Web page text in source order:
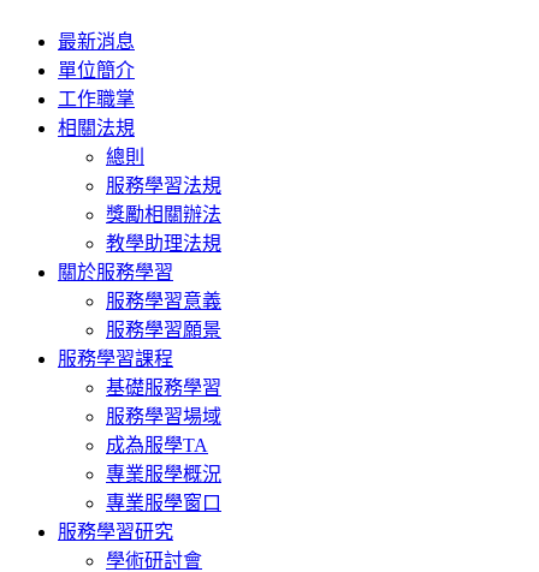
最新消息
單位簡介
工作職掌
相關法規
總則
服務學習法規
獎勵相關辦法
教學助理法規
關於服務學習
服務學習意義
服務學習願景
服務學習課程
基礎服務學習
服務學習場域
成為服學TA
專業服學概況
專業服學窗口
服務學習研究
學術研討會